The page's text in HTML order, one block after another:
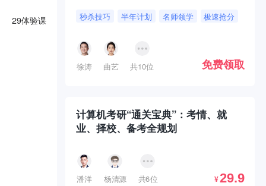
29体验课 秒杀技巧 半年计划 名师领学 极速抢分
徐涛 曲艺 共10位 免费领取
计算机考研“通关宝典”：考情、就
业、择校、备考全规划
潘洋 杨清源 共6位 ¥29.9